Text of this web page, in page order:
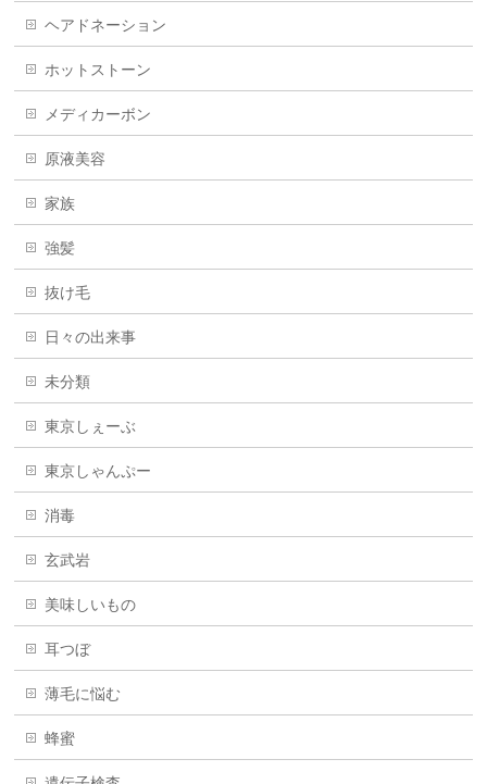
ヘアドネーション
ホットストーン
メディカーボン
原液美容
家族
強髪
抜け毛
日々の出来事
未分類
東京しぇーぶ
東京しゃんぷー
消毒
玄武岩
美味しいもの
耳つぼ
薄毛に悩む
蜂蜜